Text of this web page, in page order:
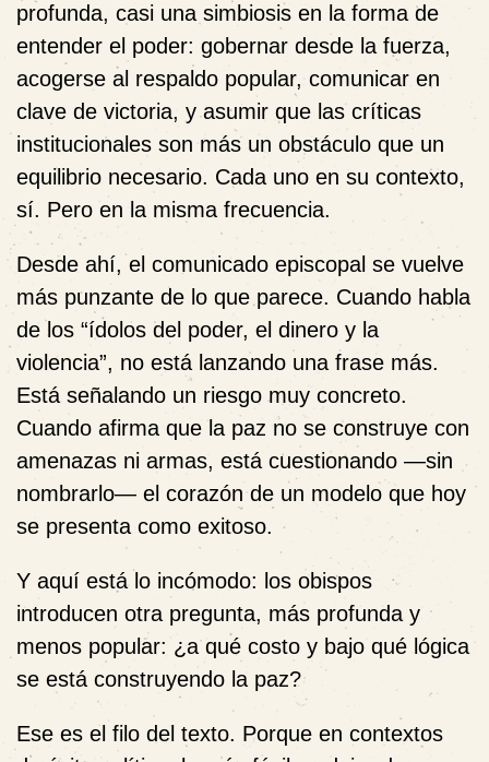
profunda, casi una simbiosis en la forma de
entender el poder: gobernar desde la fuerza,
acogerse al respaldo popular, comunicar en
clave de victoria, y asumir que las críticas
institucionales son más un obstáculo que un
equilibrio necesario. Cada uno en su contexto,
sí. Pero en la misma frecuencia.
Desde ahí, el comunicado episcopal se vuelve
más punzante de lo que parece. Cuando habla
de los “ídolos del poder, el dinero y la
violencia”, no está lanzando una frase más.
Está señalando un riesgo muy concreto.
Cuando afirma que la paz no se construye con
amenazas ni armas, está cuestionando —sin
nombrarlo— el corazón de un modelo que hoy
se presenta como exitoso.
Y aquí está lo incómodo: los obispos
introducen otra pregunta, más profunda y
menos popular: ¿a qué costo y bajo qué lógica
se está construyendo la paz?
Ese es el filo del texto. Porque en contextos